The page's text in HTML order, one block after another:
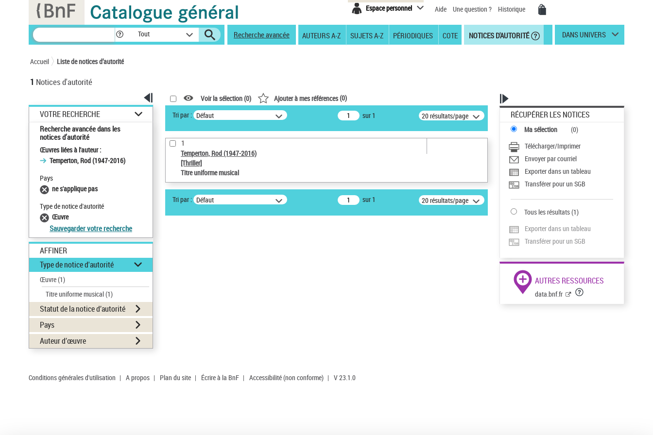
Espace personnel Aide Une question ? Historique
Tout Recherche avancée AUTEURS A-Z SUJETS A-Z PÉRIODIQUES COTE NOTICES D'AUTORITÉ DANS UNIVERS
Accueil Liste de notices d’autorité
1 Notices d'autorité
VOTRE RECHERCHE
Recherche avancée dans les
notices d’autorité
Œuvres liées à l'auteur :
Temperton, Rod (1947-2016)
Pays
ne s'applique pas
Type de notice d'autorité
Œuvre
Sauvegarder votre recherche
AFFINER
Type de notice d'autorité
Œuvre(1)
Titre uniforme musical(1)
Statut de la notice d’autorité
Pays
Auteur d’œuvre
Voir la sélection (0) Ajouter à mes références(0)
Tri par : Défaut sur 1 20 résultats/page
1
Temperton, Rod (1947-2016)
[Thriller]
Titre uniforme musical
Tri par : Défaut sur 1 20 résultats/page
RÉCUPÉRER LES NOTICES
Ma sélection (0)
Télécharger/Imprimer
Envoyer par courriel
Exporter dans un tableau
Transférer pour un SGB
Tous les résultats(1)
Exporter dans un tableau
Transférer pour un SGB
AUTRES RESSOURCES
data.bnf.fr
Conditions générales d'utilisation | A propos | Plan du site | Écrire à la BnF | Accessibilité (non conforme) | V 23.1.0
Panneau de gestion des cookies